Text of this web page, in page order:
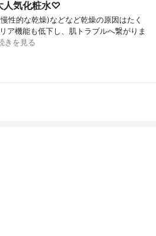
人気化粧水♡
的な乾燥)などなど乾燥の原因はたく
ア機能も低下し、肌トラブルへ繋がりま
きを見る